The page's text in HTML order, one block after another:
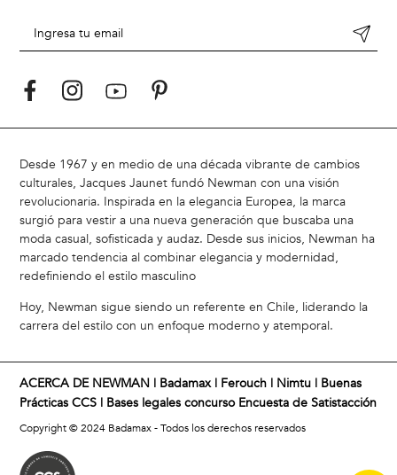
Desde 1967 y en medio de una década vibrante de cambios
culturales, Jacques Jaunet fundó Newman con una visión
revolucionaria. Inspirada en la elegancia Europea, la marca
surgió para vestir a una nueva generación que buscaba una
moda casual, sofisticada y audaz. Desde sus inicios, Newman ha
marcado tendencia al combinar elegancia y modernidad,
redefiniendo el estilo masculino
Hoy, Newman sigue siendo un referente en Chile, liderando la
carrera del estilo con un enfoque moderno y atemporal.
ACERCA DE NEWMAN | Badamax| Ferouch | Nimtu | Buenas
Prácticas CCS | Bases legales concurso Encuesta de Satistacción
Copyright © 2024 Badamax - Todos los derechos reservados